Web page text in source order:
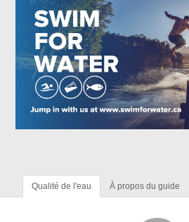
Qualité de l'eau À propos du guide